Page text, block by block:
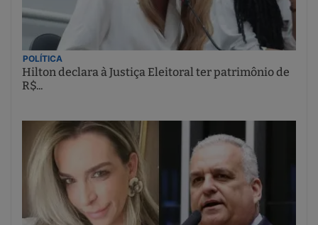
POLÍTICA
Hilton declara à Justiça Eleitoral ter patrimônio de
R$...